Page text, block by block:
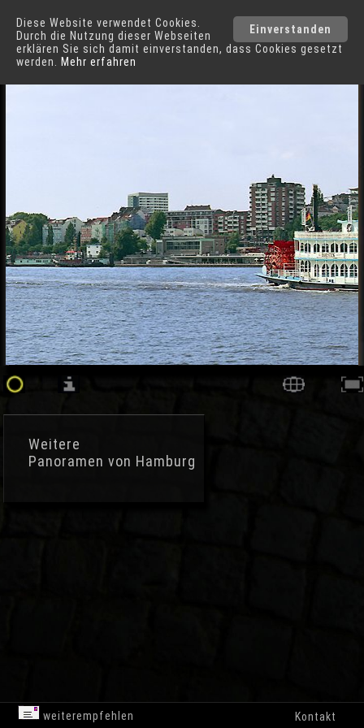
Einverstanden
Diese Website verwendet Cookies.
Durch die Nutzung dieser Webseiten
erklären Sie sich damit einverstanden, dass Cookies gesetzt
werden.
Mehr erfahren
Hamburg Städte
Weitere
Panoramen von Hamburg
weiterempfehlen Kontakt